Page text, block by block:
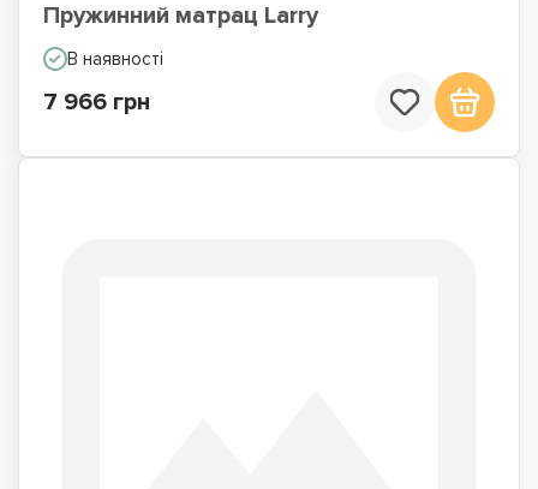
Пружинний матрац Larry
В наявності
7 966 грн